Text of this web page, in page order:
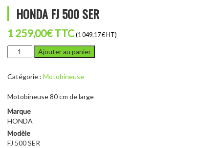
HONDA FJ 500 SER
1 259,00€TTC (1 049.17 € HT)
quantité
de
FJ
SER
Ajouter au panier
Catégorie : Motobineuse
Motobineuse 80 cm de large
Marque
HONDA
Modèle
FJ 500 SER